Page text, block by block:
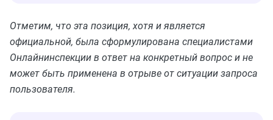
Отметим, что эта позиция, хотя и является
официальной, была сформулирована специалистами
Онлайнинспекции в ответ на конкретный вопрос и не
может быть применена в отрыве от ситуации запроса
пользователя.